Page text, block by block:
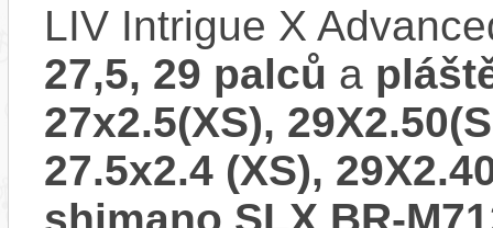
LIV Intrigue X
27,5, 29 palců a
27x2.5(XS),
27.5x2.4 (XS),
shimano SLX BR-